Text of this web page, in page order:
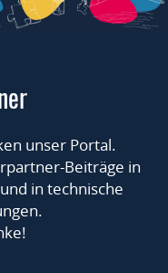
unser Portal.
Beiträge in
in technische